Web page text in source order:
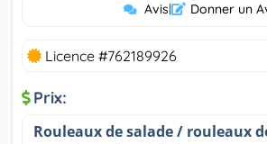
Avis| Donner un
Licence #762189926
Prix:
Rouleaux de salade / rouleaux